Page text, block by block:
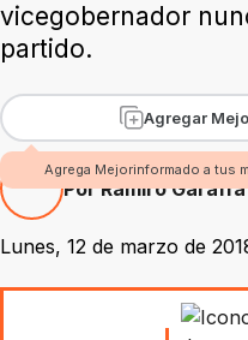
vicegobernador
partido.
Agregar
Agrega Mejorinformado a tus
Por Ramiro Garaffa
Lunes, 12 de marzo de